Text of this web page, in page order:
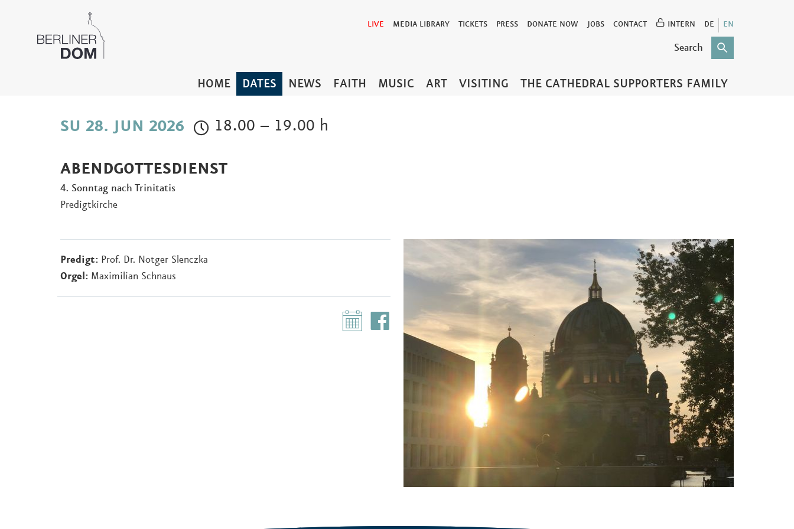
LIVE MEDIA LIBRARY TICKETS PRESS DONATE NOW JOBS CONTACT INTERN DE EN
HOME DATES NEWS FAITH MUSIC ART VISITING THE CATHEDRAL SUPPORTERS FAMILY
SU 28. JUN 2026 18.00 – 19.00 h
ABENDGOTTESDIENST
4. Sonntag nach Trinitatis
Predigtkirche
Predigt: Prof. Dr. Notger Slenczka
Orgel: Maximilian Schnaus